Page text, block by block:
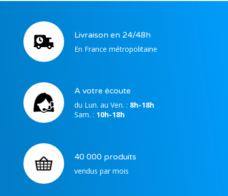
Livraison en 24/48h
En France métropolitaine
A votre écoute
du Lun. au Ven. : 8h-18h
Sam. : 10h-18h
40 000 produits
vendus par mois